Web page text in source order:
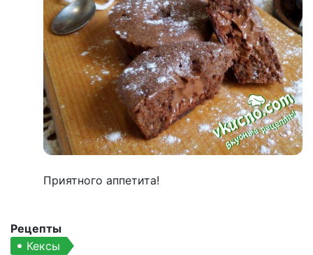
Приятного аппетита!
Рецепты
Кексы